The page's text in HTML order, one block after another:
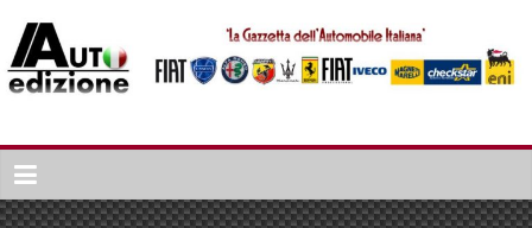
naar
inhoud
Auto
Edizione
La